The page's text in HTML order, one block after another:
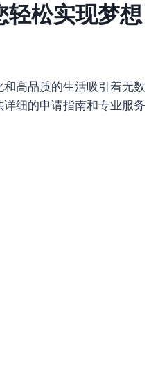
轻松实现梦想
高品质的生活吸引着无数
细的申请指南和专业服务